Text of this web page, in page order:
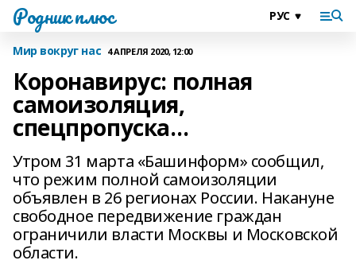
Родник плюс
Мир вокруг нас 4 АПРЕЛЯ 2020, 12:00
Коронавирус: полная
самоизоляция,
спецпропуска…
Утром 31 марта «Башинформ» сообщил,
что режим полной самоизоляции
объявлен в 26 регионах России. Накануне
свободное передвижение граждан
ограничили власти Москвы и Московской
области.